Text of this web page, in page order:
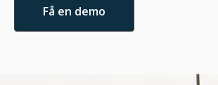
Få en demo